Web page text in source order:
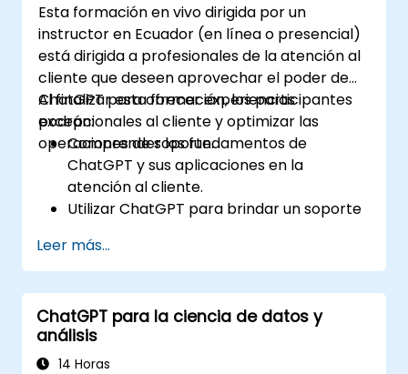
Esta formación en vivo dirigida por un
instructor en Ecuador (en línea o presencial)
está dirigida a profesionales de la atención al
cliente que deseen aprovechar el poder de
ChatGPT para ofrecer experiencias
excepcionales al cliente y optimizar las
operaciones de soporte.
Al finalizar esta formación, los participantes
podrán:
Comprender los fundamentos de
ChatGPT y sus aplicaciones en la
atención al cliente.
Utilizar ChatGPT para brindar un soporte
Desarrollar chatbots automatizados
impulsados por ChatGPT para atender
las consultas de los clientes.
Implementar las mejores prácticas para
aprovechar ChatGPT en escenarios de
atención al cliente.
Leer más...
ChatGPT para la ciencia de datos y
análisis
14 Horas